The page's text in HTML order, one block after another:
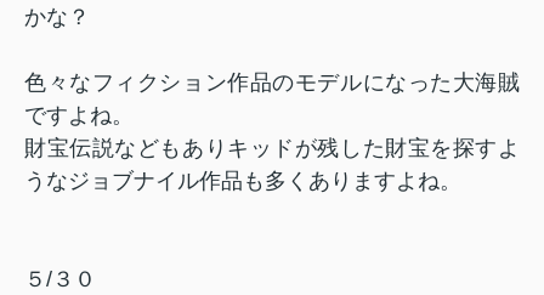
かな？
色々なフィクション作品のモデルになった大海賊
ですよね。
財宝伝説などもありキッドが残した財宝を探すよ
うなジョブナイル作品も多くありますよね。
５/３０